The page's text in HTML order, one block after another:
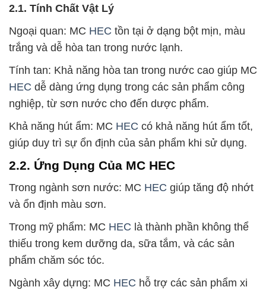
2.1. Tính Chất Vật Lý
Ngoại quan: MC HEC tồn tại ở dạng bột mịn, màu
trắng và dễ hòa tan trong nước lạnh.
Tính tan: Khả năng hòa tan trong nước cao giúp MC
HEC dễ dàng ứng dụng trong các sản phẩm công
nghiệp, từ sơn nước cho đến dược phẩm.
Khả năng hút ẩm: MC HEC có khả năng hút ẩm tốt,
giúp duy trì sự ổn định của sản phẩm khi sử dụng.
2.2. Ứng Dụng Của MC HEC
Trong ngành sơn nước: MC HEC giúp tăng độ nhớt
và ổn định màu sơn.
Trong mỹ phẩm: MC HEC là thành phần không thể
thiếu trong kem dưỡng da, sữa tắm, và các sản
phẩm chăm sóc tóc.
Ngành xây dựng: MC HEC hỗ trợ các sản phẩm xi